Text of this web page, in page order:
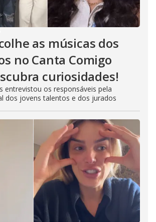
as músicas dos
no Canta Comigo
curiosidades!
entrevistou os responsáveis pela
dos jovens talentos e dos jurados